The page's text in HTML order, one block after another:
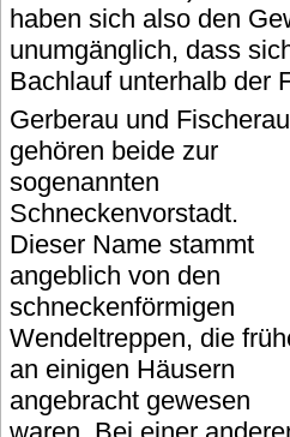
haben sich also den
unumgänglich, dass
Bachlauf unterhalb der
Gerberau und Fischerau
gehören beide zur
sogenannten
Schneckenvorstadt.
Dieser Name stammt
angeblich von den
schneckenförmigen
Wendeltreppen, die
an einigen Häusern
angebracht gewesen